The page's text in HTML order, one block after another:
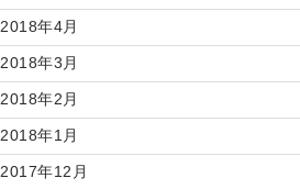
2018年4月
2018年3月
2018年2月
2018年1月
2017年12月